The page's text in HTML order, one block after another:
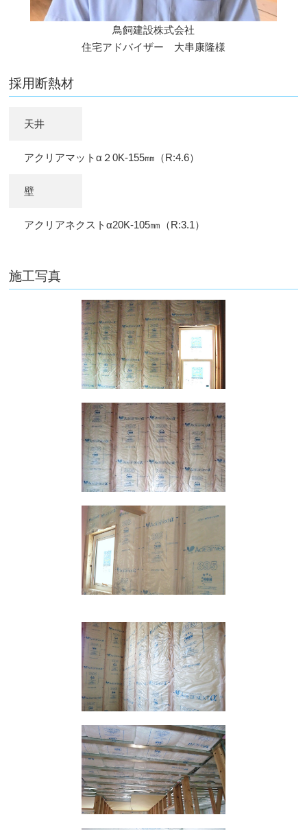
鳥飼建設株式会社
住宅アドバイザー 大串康隆様
採用断熱材
天井
アクリアマットα２0K-155㎜（R:4.6）
壁
アクリアネクストα20K-105㎜（R:3.1）
施工写真